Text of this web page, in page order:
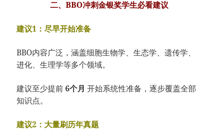
二、BBO冲刺金银奖学生必看建议
建议1：尽早开始准备
BBO内容广泛，涵盖细胞生物学、生态学、遗传学、
进化、生理学等多个领域。
建议至少提前6个月 开始系统性准备，逐步覆盖全部
知识点。
建议2：大量刷历年真题